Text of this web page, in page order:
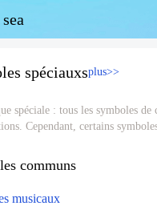
spéciauxsplus>>
spéciale : tous les symboles
Cependant, certains
communs
musicaux